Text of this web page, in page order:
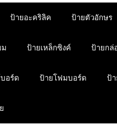
ป้ายอะคริลิค ป้ายตัวอักษร
ม ป้ายเหล็กซิงค์ ป้ายกล่
อร์ด ป้ายโฟมบอร์ด ป้